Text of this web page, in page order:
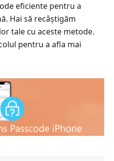
eficiente pentru a
Hai să recâștigăm
tale cu aceste metode.
pentru a afla mai